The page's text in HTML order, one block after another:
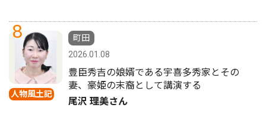
8
人物風土記
町田
2026.01.08
豊臣秀吉の娘婿である宇喜多秀家とその
妻、豪姫の末裔として講演する
尾沢 理美さん